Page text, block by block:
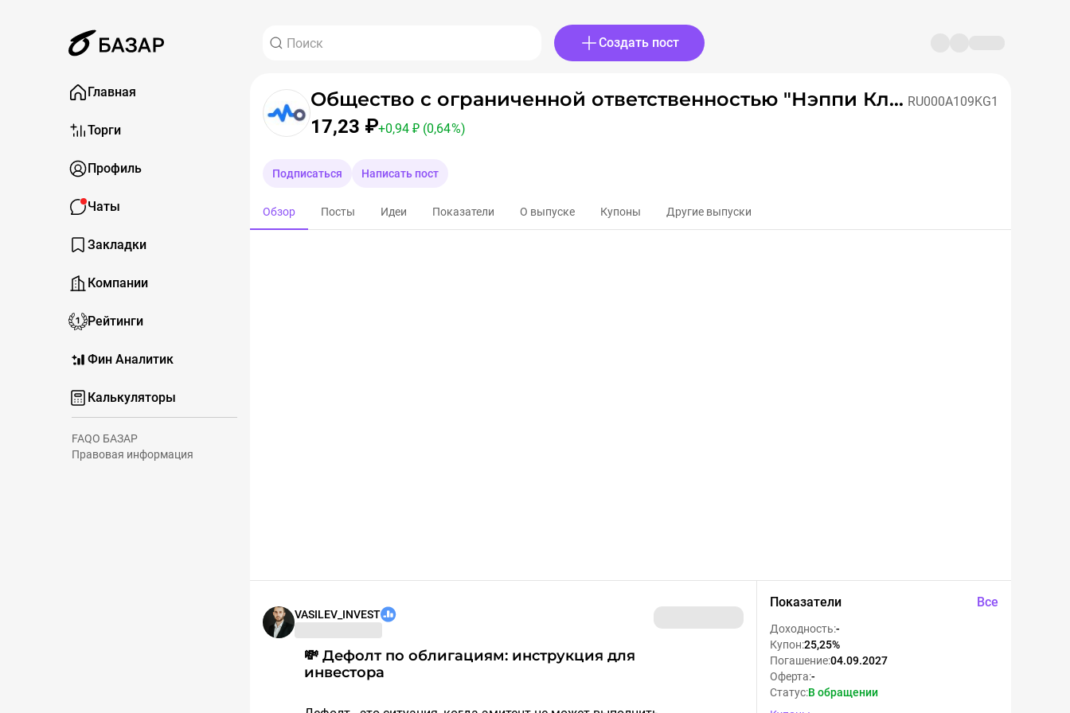
Создать пост
Главная
Торги
Профиль
Чаты
Закладки
Компании
Рейтинги
Фин Аналитик
Калькуляторы
FAQО БАЗАР
Правовая информация
Общество с ограниченной ответственностью "Нэппи Клаб" RU000A109KG1
17,23 ₽+0,94 ₽ (0,64 %)
Подписаться Написать пост
Обзор Посты Идеи Показатели О выпуске Купоны Другие выпуски
VASILEV_INVEST
💸 Дефолт по облигациям: инструкция для
инвестора
Показатели Все
Доходность:-
Купон:25,25%
Погашение:04.09.2027
Оферта:-
Статус:В обращении